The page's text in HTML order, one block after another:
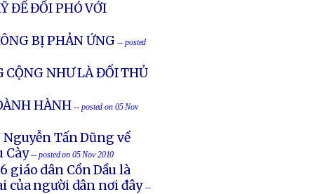
ĐỂ ĐỐI PHÓ VỚI
BỊ PHẢN ỨNG-- posted
CỘNG NHƯ LÀ ĐỐI THỦ
HÀNH -- posted on 05 Nov
Nguyễn Tấn Dũng về
Cày -- posted on 05 Nov 2010
giáo dân Cồn Dầu là
của người dân nơi đây --